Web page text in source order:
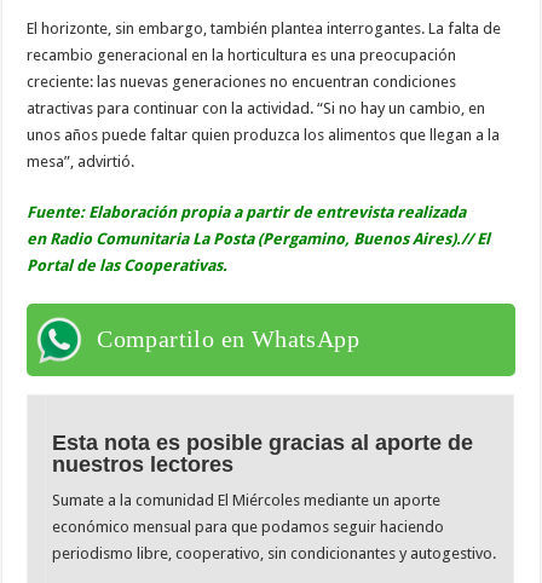
El horizonte, sin embargo, también plantea interrogantes. La falta de
recambio generacional en la horticultura es una preocupación
creciente: las nuevas generaciones no encuentran condiciones
atractivas para continuar con la actividad. “Si no hay un cambio, en
unos años puede faltar quien produzca los alimentos que llegan a la
mesa”, advirtió.
Fuente: Elaboración propia a partir de entrevista realizada
en Radio Comunitaria La Posta(Pergamino, Buenos Aires).//El
Portal de las Cooperativas.
Compartilo en WhatsApp
Esta nota es posible gracias al aporte de
nuestros lectores
Sumate a la comunidad El Miércoles mediante un aporte
económico mensual para que podamos seguir haciendo
periodismo libre, cooperativo, sin condicionantes y autogestivo.